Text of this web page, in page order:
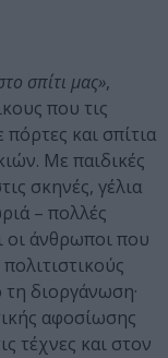
σπίτι μας»,
που τις
και σπίτια
Με παιδικές
σκηνές, γέλια
– πολλές
οι άνθρωποι που
διοργάνωση·
αφοσίωσης
τέχνες και στον